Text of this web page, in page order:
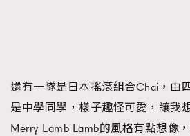
還有一隊是日本搖滾組合Chai，由
是中學同學，樣子趣怪可愛，讓我
Merry Lamb Lamb的風格有點想像